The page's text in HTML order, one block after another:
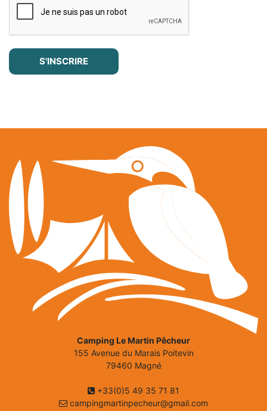
Camping Le Martin Pêcheur
155 Avenue du Marais Poitevin
79460 Magné
campingmartinpecheur@gmail.com
Paiements